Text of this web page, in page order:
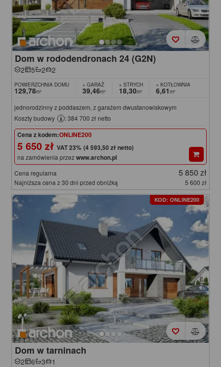
Dom w rododendronach 24 (G2N)
2 5 2 2
POWIERZCHNIA DOMU
129,78m²
+ GARAŻ
39,46m²
+ STRYCH
18,30m²
+ KOTŁOWNIA
6,61m²
jednorodzinny z poddaszem, z garażem dwustanowiskowym
Koszty budowy
: 384 700 zł netto
Cena z kodem:ONLINE200
5 650 zł (4 593,50 zł netto)
na zamówienia przezwww.archon.pl
Cena regularna 5 850 zł
Najniższa cena z 30 dni przed obniżką 5 600 zł
KOD: ONLINE200
Dom w tarninach
2 6 3 1